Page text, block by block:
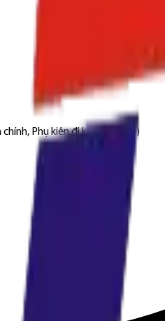
Phụ kiện đi kèm (nếu có)